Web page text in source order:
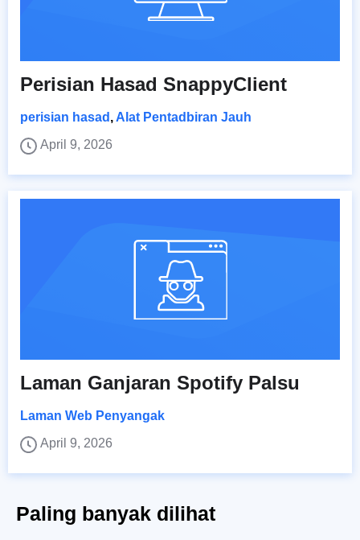
Perisian Hasad SnappyClient
perisian hasad , Alat Pentadbiran Jauh
April 9, 2026
Laman Ganjaran Spotify Palsu
Laman Web Penyangak
April 9, 2026
Paling banyak dilihat